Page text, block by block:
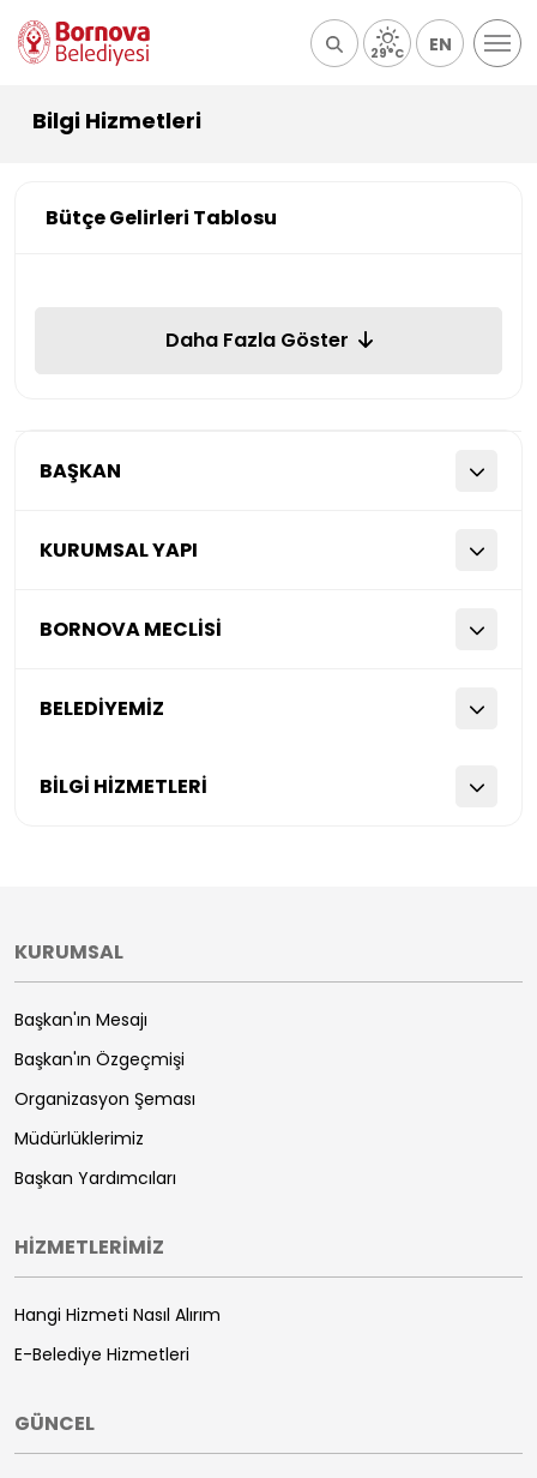
29°C EN
Bilgi Hizmetleri
BAŞKAN
KURUMSAL YAPI
BORNOVA MECLİSİ
BELEDİYEMİZ
BİLGİ HİZMETLERİ
Bütçe Gelirleri Tablosu
Daha Fazla Göster
KURUMSAL
Başkan'ın Mesajı
Başkan'ın Özgeçmişi
Organizasyon Şeması
Müdürlüklerimiz
Başkan Yardımcıları
HİZMETLERİMİZ
Hangi Hizmeti Nasıl Alırım
E-Belediye Hizmetleri
GÜNCEL